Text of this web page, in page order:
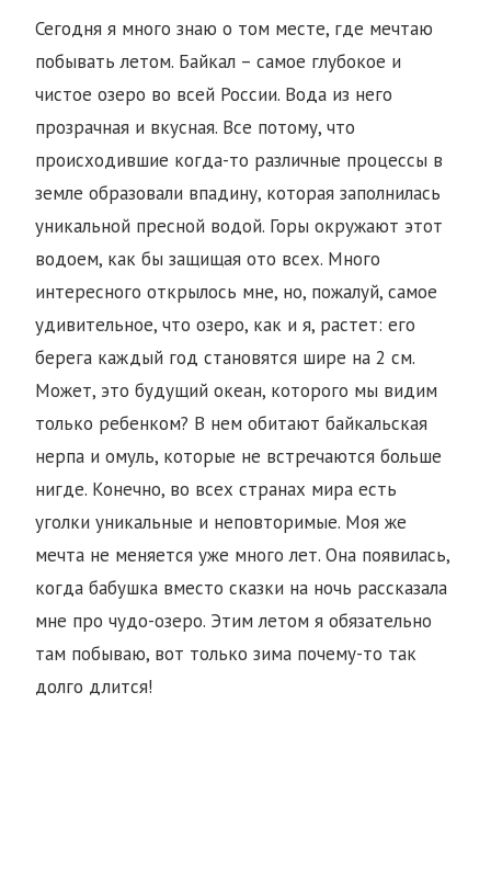
Сегодня я много знаю о том месте, где мечтаю
побывать летом. Байкал – самое глубокое и
чистое озеро во всей России. Вода из него
прозрачная и вкусная. Все потому, что
происходившие когда-то различные процессы в
земле образовали впадину, которая заполнилась
уникальной пресной водой. Горы окружают этот
водоем, как бы защищая ото всех. Много
интересного открылось мне, но, пожалуй, самое
удивительное, что озеро, как и я, растет: его
берега каждый год становятся шире на 2 см.
Может, это будущий океан, которого мы видим
только ребенком? В нем обитают байкальская
нерпа и омуль, которые не встречаются больше
нигде. Конечно, во всех странах мира есть
уголки уникальные и неповторимые. Моя же
мечта не меняется уже много лет. Она появилась,
когда бабушка вместо сказки на ночь рассказала
мне про чудо-озеро. Этим летом я обязательно
там побываю, вот только зима почему-то так
долго длится!